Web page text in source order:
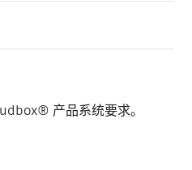
产品系统要求。